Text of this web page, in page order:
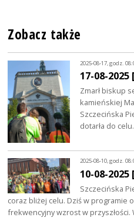
Zobacz także
2025-08-17, godz.
17-08-
Zmarł biskup
kamieńskiej
Szczecińska
dotarła do
2025-08-10, godz.
10-08-
Szczecińska
coraz bliżej celu. Dziś w programie
frekwencyjny wzrost w przyszłości.